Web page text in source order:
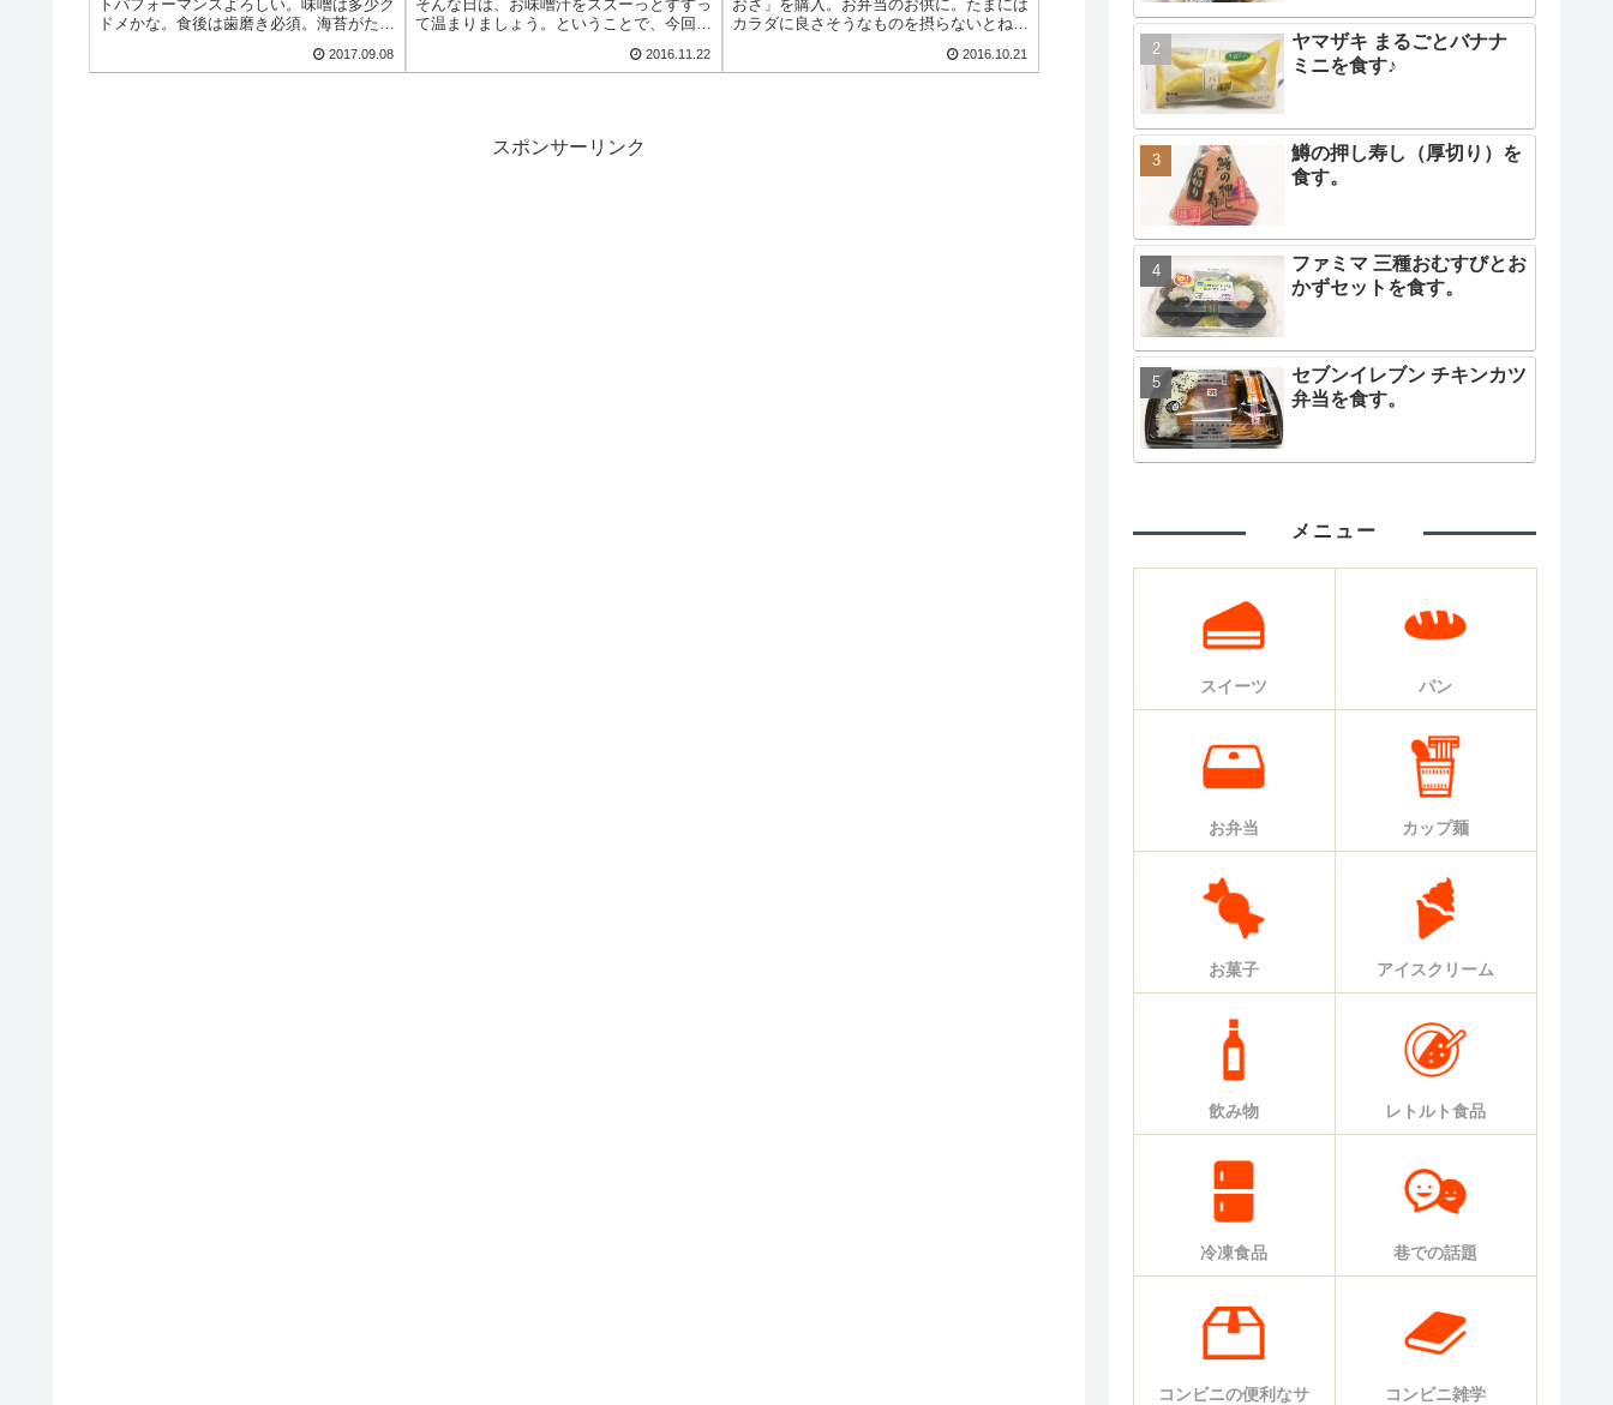
トパフォーマンスよろしい。味噌は多少ク
ドメかな。食後は歯磨き必須。海苔がたっ
2017.09.08
そんな日は、お味噌汁をスズーっとすすっ
て温まりましょう。ということで、今回は
「海苔」を購入。やわらかくとろける舌ざ
2016.11.22
おさ」を購入。お弁当のお供に。たまには
カラダに良さそうなものを摂らないとね。
リーズドライのおみそ汁です。具材とみそ
2016.10.21
スポンサーリンク
ヤマザキ まるごとバナナ
ミニを食す♪
鱒の押し寿し（厚切り）を
食す。
ファミマ 三種おむすびとお
かずセットを食す。
セブンイレブン チキンカツ
弁当を食す。
メニュー
スイーツ パン
お弁当 カップ麺
お菓子 アイスクリーム
飲み物 レトルト食品
冷凍食品 巷での話題
コンビニの便利なサ コンビニ雑学